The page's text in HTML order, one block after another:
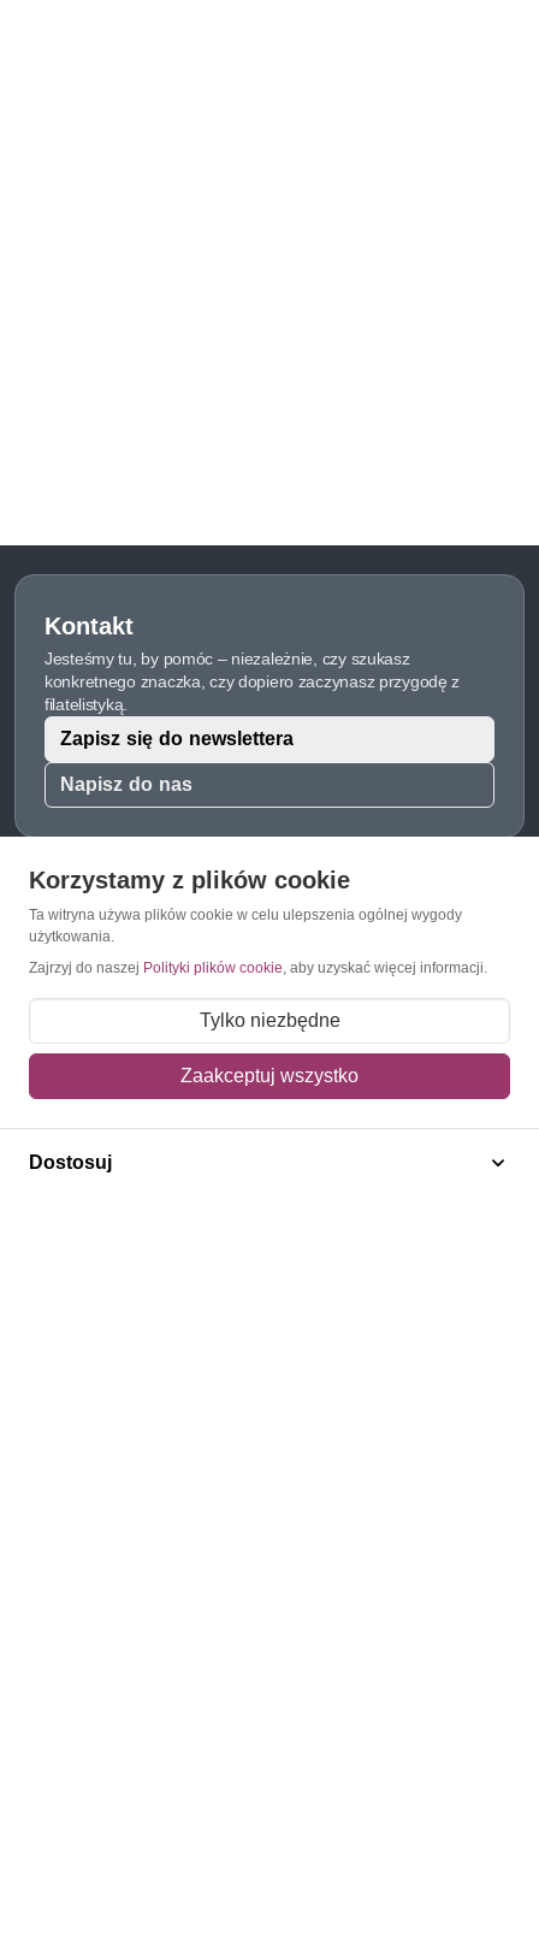
Kontakt
Jesteśmy tu, by pomóc – niezależnie, czy szukasz
konkretnego znaczka, czy dopiero zaczynasz przygodę z
filatelistyką.
Napisz do nas
Zapisz się do newslettera
O Znaczkopol.pl
O nas
Regulamin
Polityka prywatności
Korzystamy z plików cookie
Ta witryna używa plików cookie w celu ulepszenia ogólnej wygody
użytkowania.
Zajrzyj do naszej Polityki plików cookie, aby uzyskać więcej informacji.
Tylko niezbędne
Zaakceptuj wszystko
Dostosuj